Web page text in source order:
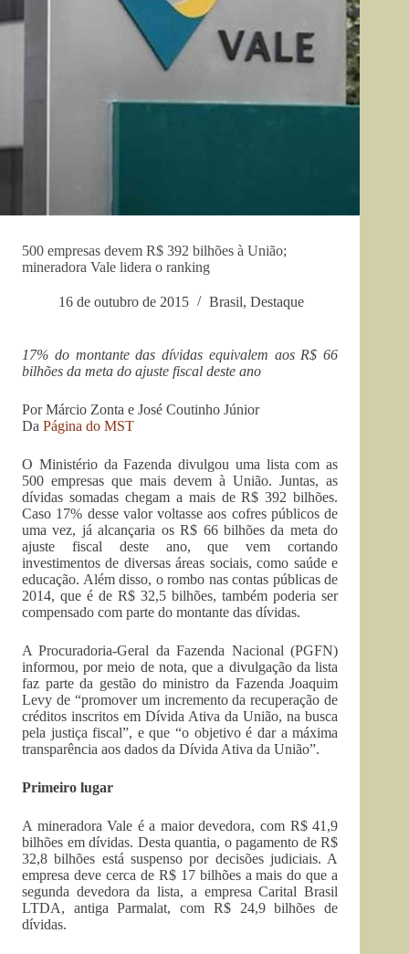
500 empresas devem R$ 392 bilhões à União;
mineradora Vale lidera o ranking
16 de outubro de 2015 Brasil, Destaque
17% do montante das dívidas equivalem aos R$ 66
bilhões da meta do ajuste fiscal deste ano
Por Márcio Zonta e José Coutinho Júnior
Da Página do MST
O Ministério da Fazenda divulgou uma lista com as
500 empresas que mais devem à União. Juntas, as
dívidas somadas chegam a mais de R$ 392 bilhões.
Caso 17% desse valor voltasse aos cofres públicos de
uma vez, já alcançaria os R$ 66 bilhões da meta do
ajuste fiscal deste ano, que vem cortando
investimentos de diversas áreas sociais, como saúde e
educação. Além disso, o rombo nas contas públicas de
2014, que é de R$ 32,5 bilhões, também poderia ser
compensado com parte do montante das dívidas.
A Procuradoria-Geral da Fazenda Nacional (PGFN)
informou, por meio de nota, que a divulgação da lista
faz parte da gestão do ministro da Fazenda Joaquim
Levy de “promover um incremento da recuperação de
créditos inscritos em Dívida Ativa da União, na busca
pela justiça fiscal”, e que “o objetivo é dar a máxima
transparência aos dados da Dívida Ativa da União”.
Primeiro lugar
A mineradora Vale é a maior devedora, com R$ 41,9
bilhões em dívidas. Desta quantia, o pagamento de R$
32,8 bilhões está suspenso por decisões judiciais. A
empresa deve cerca de R$ 17 bilhões a mais do que a
segunda devedora da lista, a empresa Carital Brasil
LTDA, antiga Parmalat, com R$ 24,9 bilhões de
dívidas.